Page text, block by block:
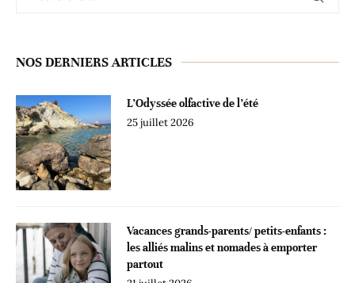
NOS DERNIERS ARTICLES
L’Odyssée olfactive de l’été
25 juillet 2026
Vacances grands-parents/ petits-enfants :
les alliés malins et nomades à emporter
partout